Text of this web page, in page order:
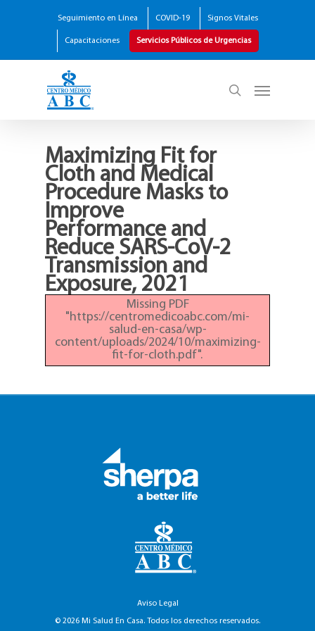
Seguimiento en Línea COVID-19 Signos Vitales
Capacitaciones Servicios Públicos de Urgencias
Maximizing Fit for
Cloth and Medical
Procedure Masks to
Improve
Performance and
Reduce SARS-CoV-2
Transmission and
Exposure, 2021
Missing PDF
"https://centromedicoabc.com/mi-
salud-en-casa/wp-
content/uploads/2024/10/maximizing-
fit-for-cloth.pdf".
Aviso Legal
© 2026 Mi Salud En Casa. Todos los derechos reservados.